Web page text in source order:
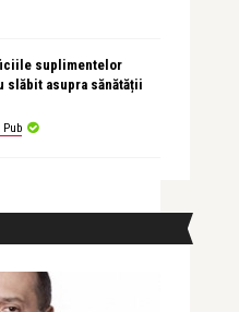
suplimentelor
slăbit asupra sănătății